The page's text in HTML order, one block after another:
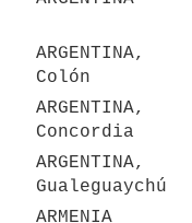
ARGENTINA,
Colón
ARGENTINA,
Concordia
ARGENTINA,
Gualeguaychú
ARMENIA